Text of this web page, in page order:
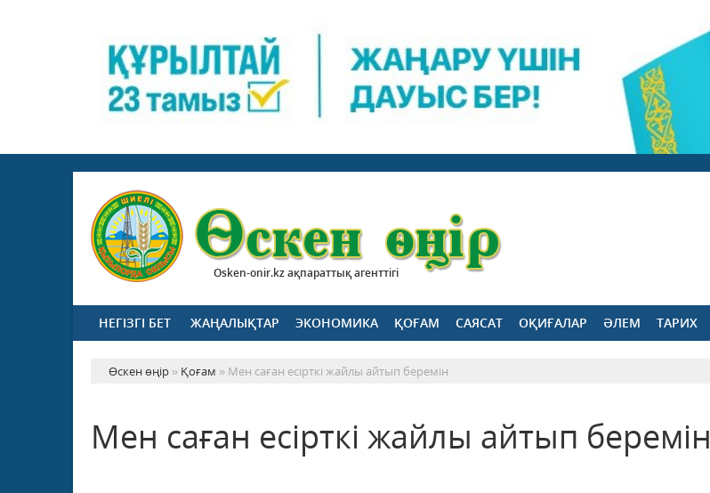
Osken-onir.kz ақпараттық агенттігі
НЕГІЗГІ БЕТ ЖАҢАЛЫҚТАР ЭКОНОМИКА ҚОҒАМ САЯСАТ ОҚИҒАЛАР ӘЛЕМ ТАРИХ
Өскен өңір » Қоғам » Мен саған есірткі жайлы айтып беремін
Мен саған есірткі жайлы айтып беремін